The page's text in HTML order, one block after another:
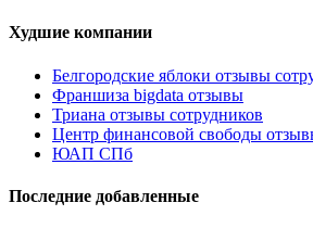
Худшие компании
Белгородские яблоки отзывы
Франшиза bigdata отзывы
Триана отзывы сотрудников
Центр финансовой свободы
ЮАП СПб
Последние добавленные